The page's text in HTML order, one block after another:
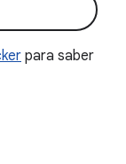
para saber